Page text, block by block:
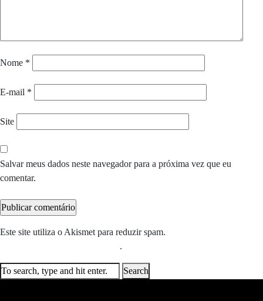
Nome *
E-mail *
Site
Salvar meus dados neste navegador para a próxima vez que eu
comentar.
Este site utiliza o Akismet para reduzir spam.
.
Search